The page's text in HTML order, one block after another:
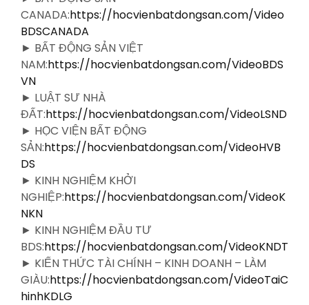
CANADA:https://hocvienbatdongsan.com/Video
BDSCANADA
► BẤT ĐỘNG SẢN VIỆT
NAM:https://hocvienbatdongsan.com/VideoBDS
VN
► LUẬT SƯ NHÀ
ĐẤT:https://hocvienbatdongsan.com/VideoLSND
► HỌC VIỆN BẤT ĐỘNG
SẢN:https://hocvienbatdongsan.com/VideoHVB
DS
► KINH NGHIỆM KHỞI
NGHIỆP:https://hocvienbatdongsan.com/VideoK
NKN
► KINH NGHIỆM ĐẦU TƯ
BDS:https://hocvienbatdongsan.com/VideoKNDT
► KIẾN THỨC TÀI CHÍNH – KINH DOANH – LÀM
GIÀU:https://hocvienbatdongsan.com/VideoTaiC
hinhKDLG